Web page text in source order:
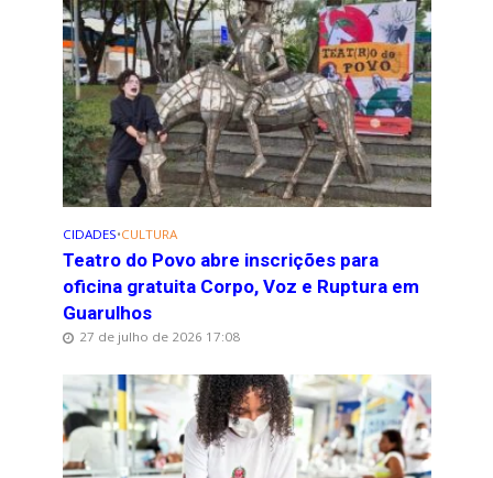
CIDADES•CULTURA
Teatro do Povo abre inscrições para
oficina gratuita Corpo, Voz e Ruptura em
Guarulhos
27 de julho de 2026 17:08